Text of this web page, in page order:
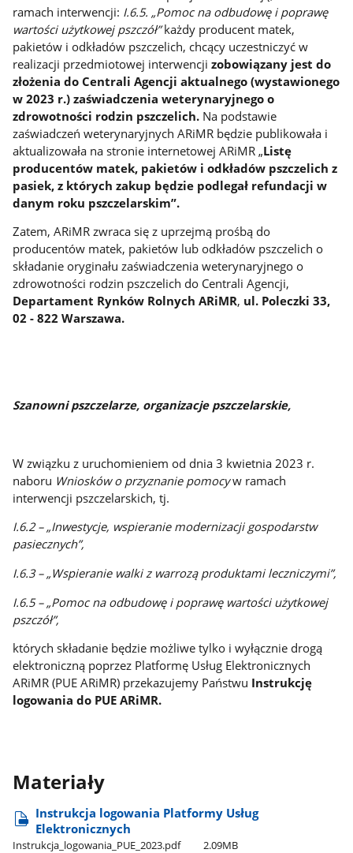
ramach interwencji: I.6.5. „Pomoc na odbudowę i poprawę
wartości użytkowej pszczół” każdy producent matek,
pakietów i odkładów pszczelich, chcący uczestniczyć w
realizacji przedmiotowej interwencjizobowiązany jest do
złożenia do Centrali Agencji aktualnego (wystawionego
w 2023 r.) zaświadczenia weterynaryjnego o
zdrowotności rodzin pszczelich. Na podstawie
zaświadczeń weterynaryjnych ARiMR będzie publikowała i
aktualizowała na stronie internetowej ARiMR „Listę
producentów matek, pakietów i odkładów pszczelich z
pasiek, z których zakup będzie podlegał refundacji w
danym roku pszczelarskim”.
Zatem, ARiMR zwraca się z uprzejmą prośbą do
producentów matek, pakietów lub odkładów pszczelich o
składanie oryginału zaświadczenia weterynaryjnego o
zdrowotności rodzin pszczelich do Centrali Agencji,
Departament Rynków Rolnych ARiMR, ul. Poleczki 33,
02 - 822 Warszawa.
Szanowni pszczelarze, organizacje pszczelarskie,
W związku z uruchomieniem od dnia 3 kwietnia 2023 r.
naboru Wniosków o przyznanie pomocyw ramach
interwencji pszczelarskich, tj.
I.6.2 – „Inwestycje, wspieranie modernizacji gospodarstw
pasiecznych”,
I.6.3 – „Wspieranie walki z warrozą produktami leczniczymi”,
I.6.5 – „Pomoc na odbudowę i poprawę wartości użytkowej
pszczół”,
których składanie będzie możliwe tylko i wyłącznie drogą
elektroniczną poprzez Platformę Usług Elektronicznych
ARiMR (PUE ARiMR) przekazujemy Państwu Instrukcję
logowania do PUE ARiMR.
Materiały
Instrukcja logowania Platformy Usług
Elektronicznych
Instrukcja​_logowania​_PUE​_2023.pdf 2.09MB